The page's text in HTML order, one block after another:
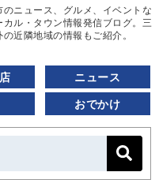
ニュース、グルメ、イベントな
ル・タウン情報発信ブログ。三
近隣地域の情報もご紹介。
ニュース
おでかけ